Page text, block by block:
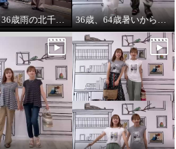
64歳、36歳雨の北千住迷路散歩 36歳、64歳暑いから ノースリーブ必須‼️暑いから腕は出す‼️